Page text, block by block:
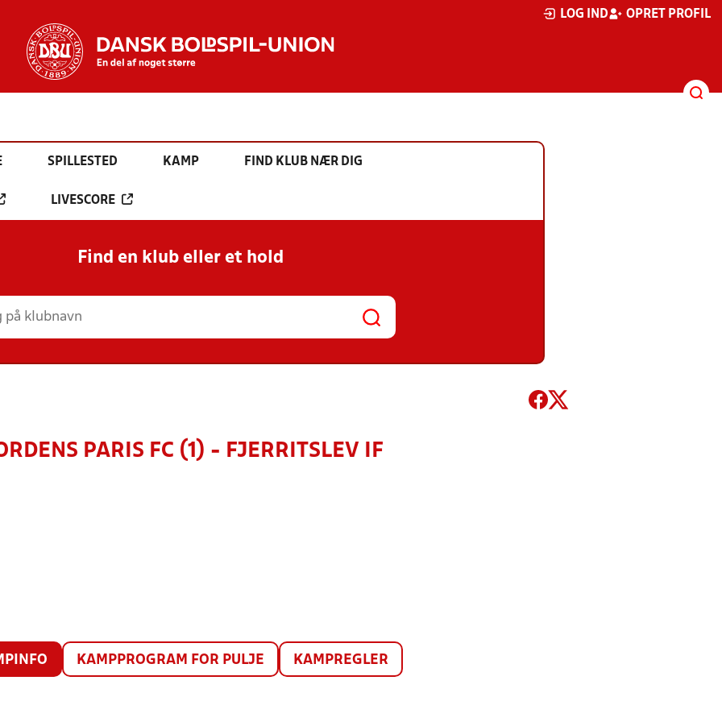
LOG IND OPRET PROFIL
SPILLESTED KAMP FIND KLUB NÆR DIG
LIVESCORE
Find en klub eller et hold
PARIS FC (1) - FJERRITSLEV IF
KAMPPROGRAM FOR PULJE KAMPREGLER